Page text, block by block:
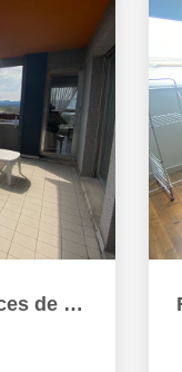
FLERS - Appartement de 4 pièces de 115 m2